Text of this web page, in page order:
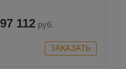
97 112 руб.